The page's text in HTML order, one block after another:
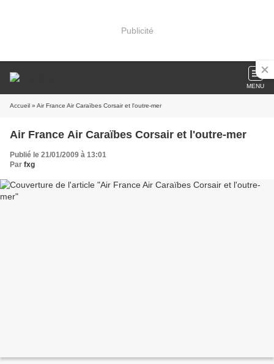
Publicité
MENU
Accueil » Air France Air Caraïbes Corsair et l'outre-mer
Air France Air Caraïbes Corsair et l'outre-mer
Publié le 21/01/2009 à 13:01
Par fxg